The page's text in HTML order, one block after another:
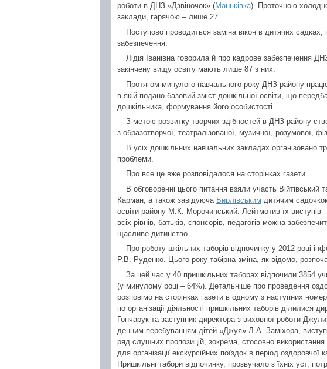
роботи в ДНЗ «Дзвіночок» (Маньківка). Проточною
заклади, гарячою – лише 27.
Поступово проводиться заміна вікон в дитячих садках,
забезпечення.
Лідія Іванівна говорила й про кадрове забезпечення
закінчену вищу освіту мають лише 87 з них.
Протягом минулого навчального року ДНЗ району
в якій подано базовий зміст дошкільної освіти, що
дошкільника, формування його особистості.
З метою розвитку творчих здібностей в ДНЗ району
з образотворчої, театралізованої, музичної, розумової,
В усіх дошкільних навчальних закладах організовано
проблеми.
Про все це вже розповідалося на сторінках газети.
В обговоренні цього питання взяли участь
Карман, а також завідуюча Бирлівським дитячим
освіти району М.К. Морочинський. Лейтмотив їх виступів
всіх рівнів, батьків, спонсорів, педагогів можна
щасливе дитинство.
Про роботу шкільних таборів відпочинку у 2012 році
Р.В. Руденко. Цього року табірна зміна, як відомо,
За цей час у 40 пришкільних таборах відпочили 3854
(у минулому році – 64%). Детальніше про проведення
розповімо на сторінках газети в одному з наступних
по організації діяльності пришкільних таборів ділилися
Гончарук та заступник директора з виховної роботи
денним перебуванням дітей «Джуя» Л.А. Заміхора,
ряд слушних пропозицій, зокрема, стосовно використання
для організації екскурсійних поїздок в період
Пришкільні табори відпочинку, прозвучало з їхніх уст,